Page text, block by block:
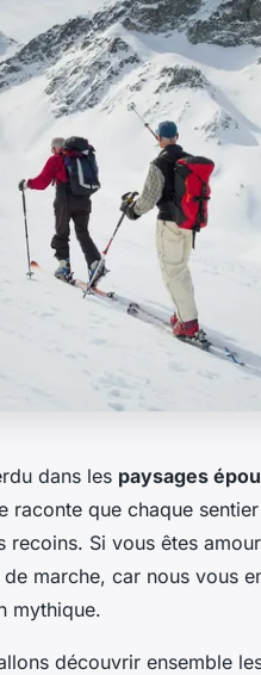
dans les paysages
raconte que chaque
recoins. Si vous êtes
marche, car nous vous
mythique.
découvrir ensemble